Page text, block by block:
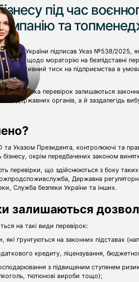
під час
та
України підписав Указ №538/2025,
оборони щодо мораторію на безпідставні
тиск на підприємства в
низка перевірок залишаються
державних органів, а й заздалегідь
та Указом Президента, контролюючі та
бізнесу, окрім передбачених законом
перевірки, що здійснюються з боку
Державна
Служба безпеки України та інших.
залишаються
на такі види перевірок:
які ґрунтуються на законних підставах
кредиту, ліцензування,
з підвищеним ступенем
тютюнові вироби тощо);